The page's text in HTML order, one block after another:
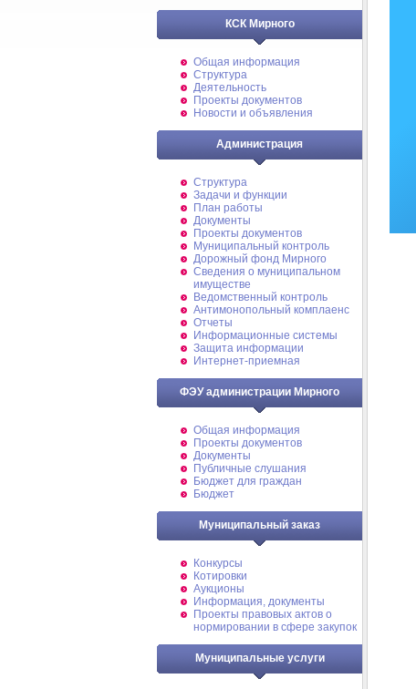
КСК Мирного
Общая информация
Структура
Деятельность
Проекты документов
Новости и объявления
Администрация
Структура
Задачи и функции
План работы
Документы
Проекты документов
Муниципальный контроль
Дорожный фонд Мирного
Cведения о муниципальном
имуществе
Ведомственный контроль
Антимонопольный комплаенс
Отчеты
Информационные системы
Защита информации
Интернет-приемная
ФЭУ администрации Мирного
Общая информация
Проекты документов
Документы
Публичные слушания
Бюджет для граждан
Бюджет
Муниципальный заказ
Конкурсы
Котировки
Аукционы
Информация, документы
Проекты правовых актов о
нормировании в сфере закупок
Муниципальные услуги